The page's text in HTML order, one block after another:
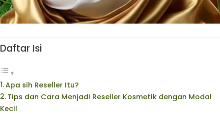
Daftar Isi
Apa sih Reseller Itu?
Tips dan Cara Menjadi Reseller Kosmetik dengan Modal
Kecil